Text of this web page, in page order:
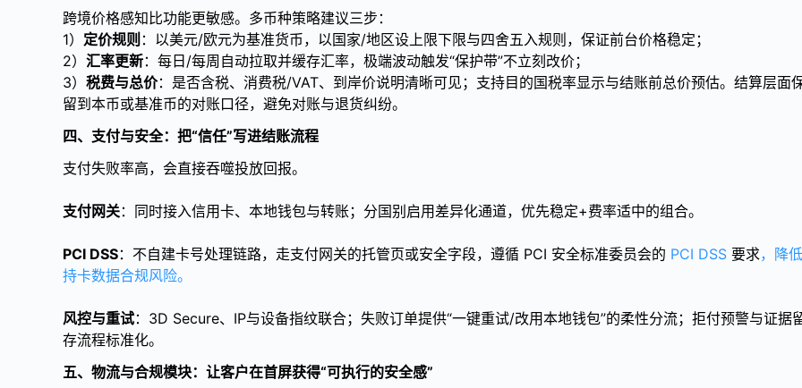
跨境价格感知比功能更敏感。多币种策略建议三步：
1） 定价规则 ：以美元/欧元为基准货币，以国家/地区设上限下限与四舍五入规则，保证前台价格稳定；
2） 汇率更新：每日/每周自动拉取并缓存汇率，极端波动触发“保护带”不立刻改价；
3） 税费与总价：是否含税、消费税/VAT、到岸价说明清晰可见；支持目的国税率显示与结账前总价预估。结算层面
留到本币或基准币的对账口径，避免对账与退货纠纷。
四、支付与安全：把“信任”写进结账流程
支付失败率高，会直接吞噬投放回报。
支付网关：同时接入信用卡、本地钱包与转账；分国别启用差异化通道，优先稳定+费率适中的组合。
PCI DSS：不自建卡号处理链路，走支付网关的托管页或安全字段，遵循 PCI 安全标准委员会的 PCI DSS 要求，降低
持卡数据合规风险。
风控与重试：3D Secure、IP与设备指纹联合；失败订单提供“一键重试/改用本地钱包”的柔性分流；拒付预警与证据
存流程标准化。
五、物流与合规模块：让客户在首屏获得“可执行的安全感”